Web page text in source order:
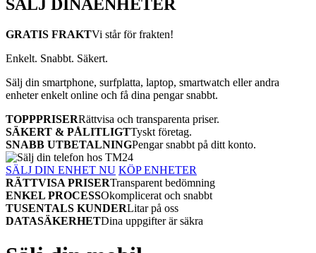
SÄLJ DINAENHETER
GRATIS FRAKTVi står för frakten!
Enkelt. Snabbt. Säkert.
Sälj din smartphone, surfplatta, laptop, smartwatch eller andra
enheter enkelt online och få dina pengar snabbt.
TOPPPRISERRättvisa och transparenta priser.
SÄKERT & PÅLITLIGTTyskt företag.
SNABB UTBETALNINGPengar snabbt på ditt konto.
SÄLJ DIN ENHET NU KÖP ENHETER
RÄTTVISA PRISERTransparent bedömning
ENKEL PROCESSOkomplicerat och snabbt
TUSENTALS KUNDERLitar på oss
DATASÄKERHETDina uppgifter är säkra